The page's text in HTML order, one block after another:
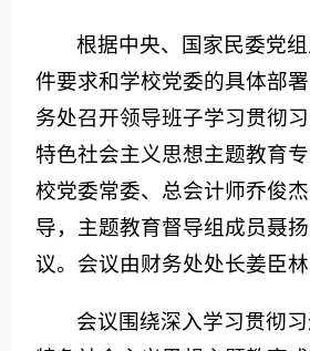
根据中央、国家民委党
件要求和学校党委的具体部
务处召开领导班子学习贯彻
特色社会主义思想主题教育专
校党委常委、总会计师乔俊
导，主题教育督导组成员聂
议。会议由财务处处长姜臣林
会议围绕深入学习贯彻